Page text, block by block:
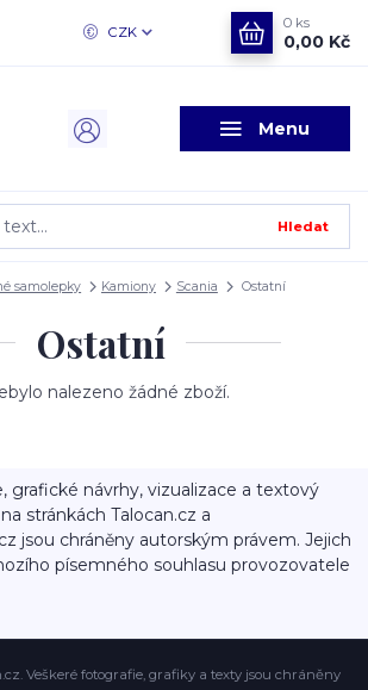
Menu
CZK
Hledat
0 ks
0,00 Kč
samolepky Kamiony Scania Ostatní
Ostatní
nalezeno žádné zboží.
grafické návrhy, vizualizace a textový
stránkách Talocan.cz a
jsou chráněny autorským právem. Jejich
písemného souhlasu provozovatele
Veškeré fotografie, grafiky a texty jsou chráněny